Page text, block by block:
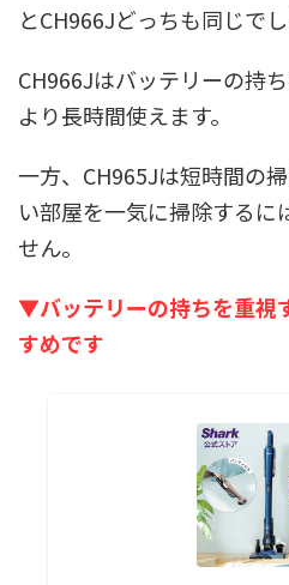
とCH966Jどっちも同じでし
CH966Jはバッテリーの持
より長時間使えます。
一方、CH965Jは短時間の
い部屋を一気に掃除するに
せん。
▼バッテリーの持ちを重視
すめです